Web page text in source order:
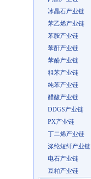
冰晶石产业链
苯乙烯产业链
苯胺产业链
苯酐产业链
苯酚产业链
粗苯产业链
纯苯产业链
醋酸产业链
DDGS产业链
PX产业链
丁二烯产业链
涤纶短纤产业链
电石产业链
豆粕产业链